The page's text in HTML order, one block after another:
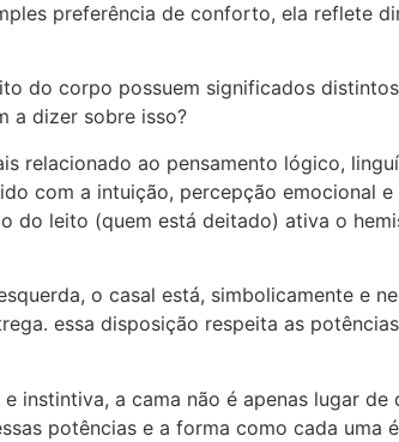
preferência de conforto, ela reflete
do corpo possuem significados
a dizer sobre isso?
relacionado ao pensamento lógico,
com a intuição, percepção emocional
do leito (quem está deitado) ativa o
o casal está, simbolicamente e
essa disposição respeita as
instintiva, a cama não é apenas lugar de
potências e a forma como cada uma